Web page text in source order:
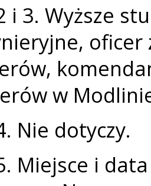
i 3. Wyższe
w
Nie dotyczy.
Miejsce i